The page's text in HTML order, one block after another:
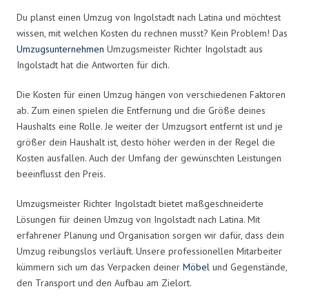
Du planst einen Umzug von Ingolstadt nach Latina und möchtest
wissen, mit welchen Kosten du rechnen musst? Kein Problem! Das
Umzugsunternehmen Umzugsmeister Richter Ingolstadt aus
Ingolstadt hat die Antworten für dich.
Die Kosten für einen Umzug hängen von verschiedenen Faktoren
ab. Zum einen spielen die Entfernung und die Größe deines
Haushalts eine Rolle. Je weiter der Umzugsort entfernt ist und je
größer dein Haushalt ist, desto höher werden in der Regel die
Kosten ausfallen. Auch der Umfang der gewünschten Leistungen
beeinflusst den Preis.
Umzugsmeister Richter Ingolstadt bietet maßgeschneiderte
Lösungen für deinen Umzug von Ingolstadt nach Latina. Mit
erfahrener Planung und Organisation sorgen wir dafür, dass dein
Umzug reibungslos verläuft. Unsere professionellen Mitarbeiter
kümmern sich um das Verpacken deiner Möbel und Gegenstände,
den Transport und den Aufbau am Zielort.